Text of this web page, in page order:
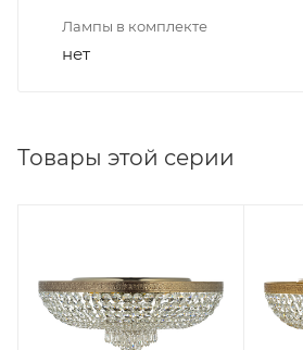
Лампы в комплекте
нет
Товары этой серии